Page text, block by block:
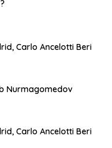
Carlo Ancelotti Beri
Nurmagomedov
Carlo Ancelotti Beri